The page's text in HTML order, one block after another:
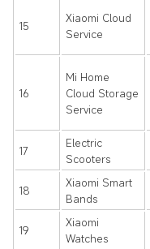
15
Xiaomi Cloud
Service
16
Mi Home
Cloud Storage
Service
17
Electric
Scooters
18
Xiaomi Smart
Bands
19
Xiaomi
Watches